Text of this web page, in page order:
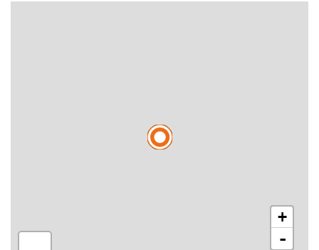
+
-